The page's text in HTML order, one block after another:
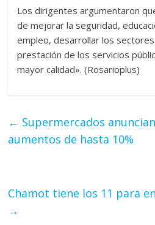
Los dirigentes argumentaron
de mejorar la seguridad,
empleo, desarrollar los
prestación de los servicios
mayor calidad». (Rosarioplus)
← Supermercados
aumentos de hasta 10%
Chamot tiene los 11 para
→